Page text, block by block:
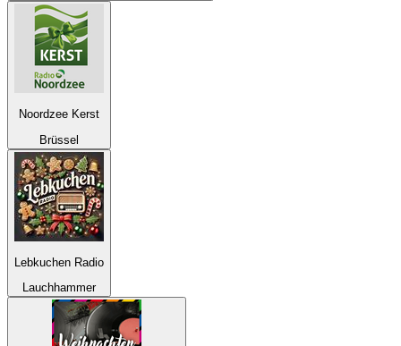
Noordzee Kerst
Brüssel
Lebkuchen Radio
Lauchhammer